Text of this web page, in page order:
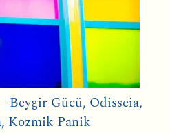
Gücü, Odisseia,
Kozmik Panik